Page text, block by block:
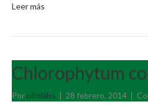
Leer más
Chlorophytum
Por ufmlabs | 28 febrero, 2014 |